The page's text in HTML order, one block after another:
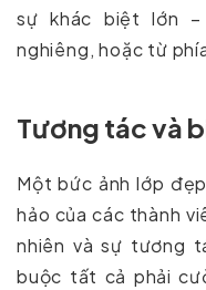
sự khác biệt lớn
nghiêng, hoặc từ
Tương tác và
Một bức ảnh lớp
hảo của các thành
nhiên và sự tương
buộc tất cả phải